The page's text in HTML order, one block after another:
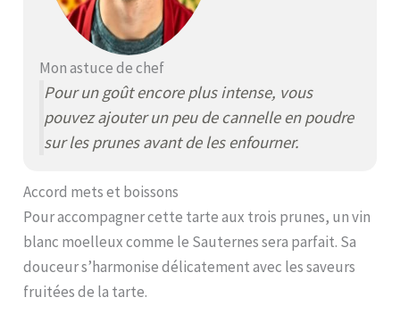
Mon astuce de chef
Pour un goût encore plus intense, vous
pouvez ajouter un peu de cannelle en poudre
sur les prunes avant de les enfourner.
Accord mets et boissons
Pour accompagner cette tarte aux trois prunes, un vin
blanc moelleux comme le Sauternes sera parfait. Sa
douceur s’harmonise délicatement avec les saveurs
fruitées de la tarte.